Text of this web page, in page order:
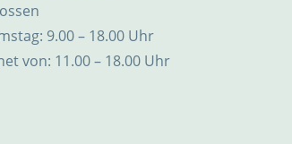
9.00 – 18.00 Uhr
von: 11.00 – 18.00 Uhr